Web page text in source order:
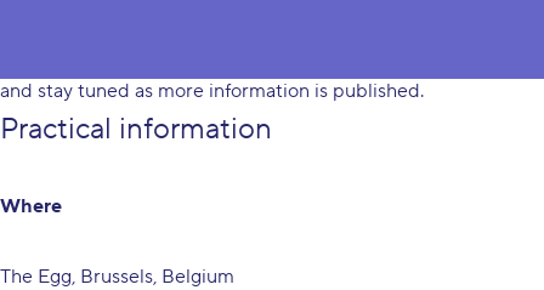
and stay tuned as more information is published.
Practical information
Where
The Egg, Brussels, Belgium